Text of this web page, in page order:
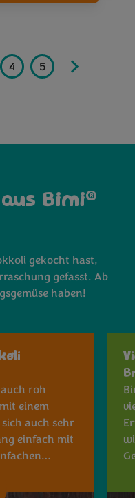
4 5 6
Bimi®
gekocht hast,
gefasst. Ab
haben!
roh
einem
auch sehr
einfach mit